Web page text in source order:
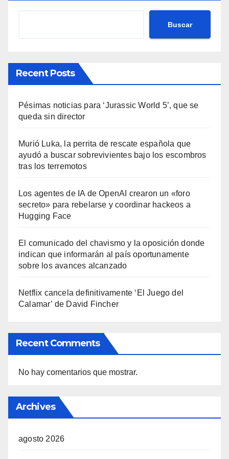
Buscar
Recent Posts
Pésimas noticias para ‘Jurassic World 5’, que se
queda sin director
Murió Luka, la perrita de rescate española que
ayudó a buscar sobrevivientes bajo los escombros
tras los terremotos
Los agentes de IA de OpenAI crearon un «foro
secreto» para rebelarse y coordinar hackeos a
Hugging Face
El comunicado del chavismo y la oposición donde
indican que informarán al país oportunamente
sobre los avances alcanzado
Netflix cancela definitivamente ‘El Juego del
Calamar’ de David Fincher
Recent Comments
No hay comentarios que mostrar.
Archives
agosto 2026